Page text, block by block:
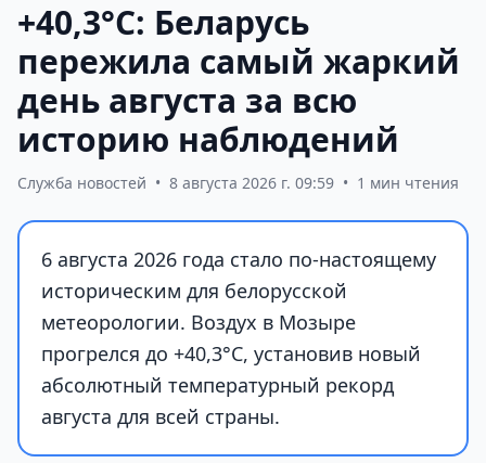
+40,3°С: Беларусь
пережила самый жаркий
день августа за всю
историю наблюдений
Служба новостей • 8 августа 2026 г. 09:59 • 1 мин чтения
6 августа 2026 года стало по-настоящему
историческим для белорусской
метеорологии. Воздух в Мозыре
прогрелся до +40,3°С, установив новый
абсолютный температурный рекорд
августа для всей страны.